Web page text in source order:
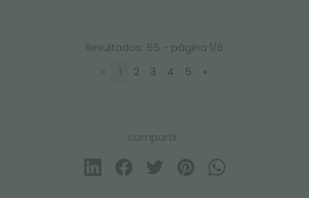
Resultados: 55 - página 1/6
«
1 2 3 4 5 »
compartir